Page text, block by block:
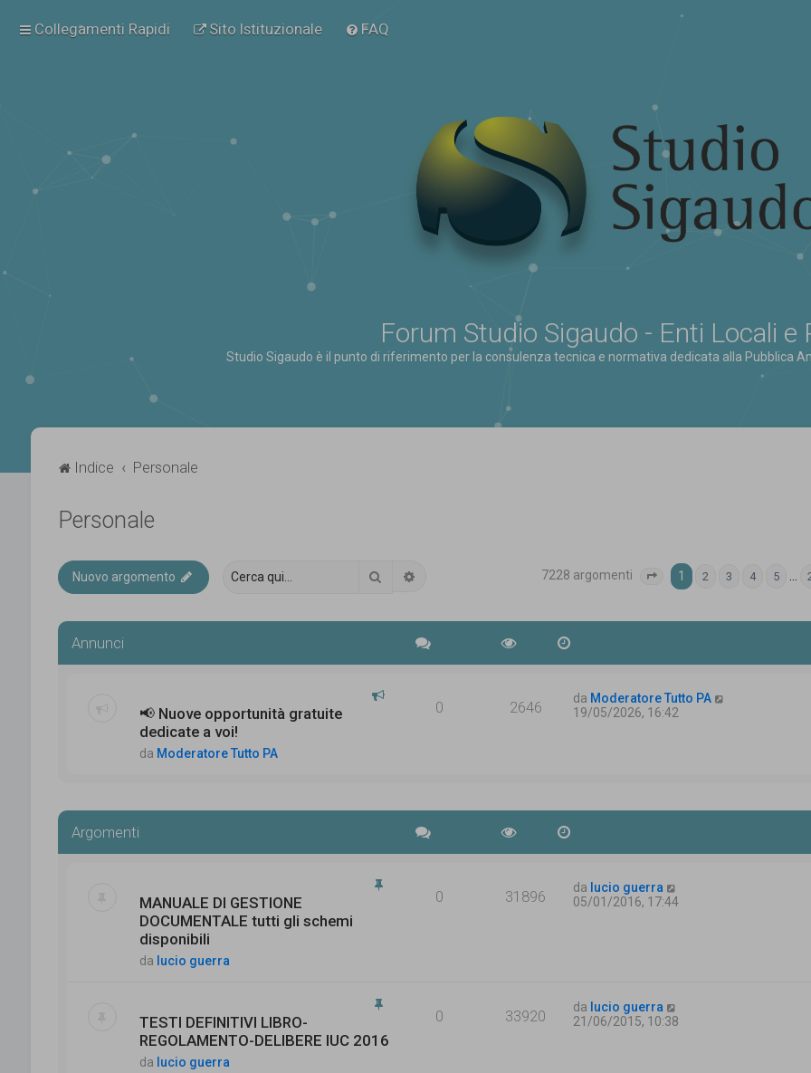
Collegamenti Rapidi Sito Istituzionale FAQ
Forum Studio Sigaudo - Enti Locali e
Studio Sigaudo è il punto di riferimento per la consulenza tecnica e normativa dedicata alla Pubblica
Indice Personale
Personale
Nuovo argomento Cerca 7228 argomenti Pagina 1di 290
1 2 3 4 5 …
Annunci
📢 Nuove opportunità gratuite
dedicate a voi!
da Moderatore Tutto PA
0 2646 da Moderatore Tutto PA
19/05/2026, 16:42
Argomenti
MANUALE DI GESTIONE
DOCUMENTALE tutti gli schemi
disponibili
da lucio guerra
0 31896 da lucio guerra
05/01/2016, 17:44
TESTI DEFINITIVI LIBRO-
REGOLAMENTO-DELIBERE IUC 2016
da lucio guerra
0 33920 da lucio guerra
21/06/2015, 10:38